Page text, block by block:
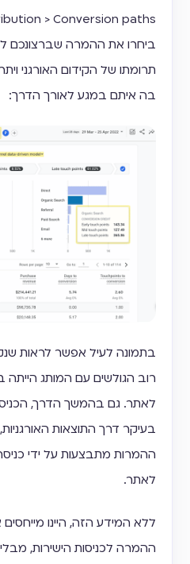
ביחרו את ההמרה שברצונכם
תרומתו של הקידום האורגני ויתר
בה איתם במגע לאורך הדרך:
בתמונה לעיל אפשר לראות
רוב הגולשים עם המותג הייתה
לאתר. גם בהמשך הדרך,
בעיקר דרך התוצאות
ההמרות מתבצעות על ידי
לאתר.
ללא המידע הזה, היינו
ההמרה לכניסות הישירות,